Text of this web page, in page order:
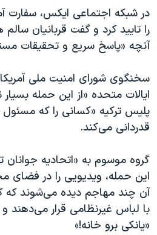
در شبکه اجتماعی ایکس، سفارت
را تایید کرد و گفت قربانیان سالم
آنچه «پاسخ سریع و تحقیقات
سخنگوی شورای امنیت ملی
ایالات متحده «از این حمله
پلیس ترکیه «کسانی را که
قدردانی می‌کند.
گروه موسوم به «اتحادیه جوانان
این حمله، ویدیویی را در فضای
آن چند مهاجم دیده می‌شوند که
با لباس غیرنظامی قرار می‌دهند
«یانکی برو خانه!»